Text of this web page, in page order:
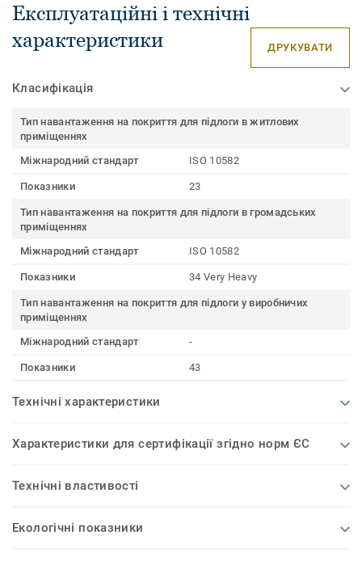
Експлуатаційні і технічні
характеристики
ДРУКУВАТИ
Класифікація
Тип навантаження на покриття для підлоги в житлових
приміщеннях
Міжнародний стандарт
ISO 10582
Показники 23
Тип навантаження на покриття для підлоги в громадських
приміщеннях
Міжнародний стандарт
ISO 10582
Показники 34 Very Heavy
Тип навантаження на покриття для підлоги у виробничих
приміщеннях
Міжнародний стандарт
-
Показники 43
Технічні характеристики
Характеристики для сертифікації згідно норм ЄС
Технічні властивості
Екологічні показники